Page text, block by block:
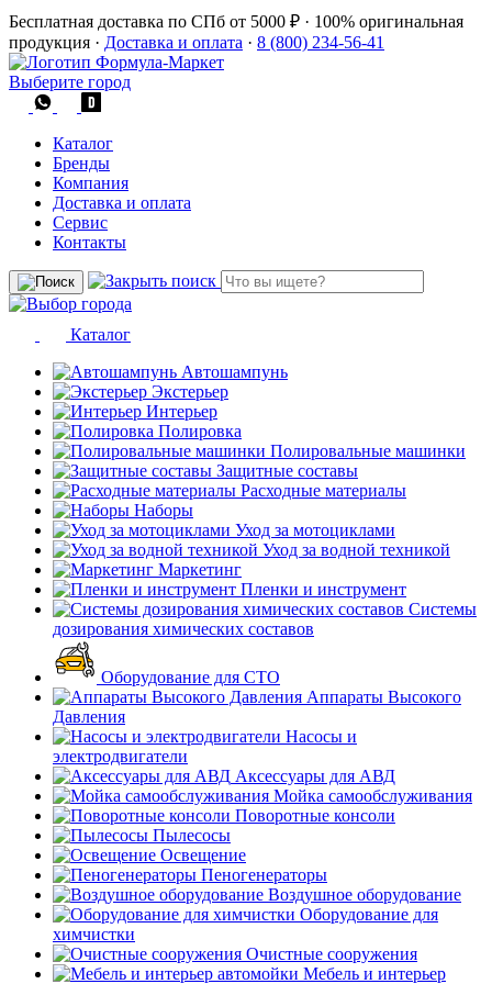
Бесплатная доставка по СПб от 5000 ₽ · 100% оригинальная
продукция · Доставка и оплата · 8 (800) 234-56-41
Выберите город
Каталог
Бренды
Компания
Доставка и оплата
Сервис
Контакты
Каталог
Автошампунь
Экстерьер
Интерьер
Полировка
Полировальные машинки
Защитные составы
Расходные материалы
Наборы
Уход за мотоциклами
Уход за водной техникой
Маркетинг
Пленки и инструмент
Системы
дозирования химических составов
Оборудование для СТО
Аппараты Высокого
Давления
Насосы и
электродвигатели
Аксессуары для АВД
Мойка самообслуживания
Поворотные консоли
Пылесосы
Освещение
Пеногенераторы
Воздушное оборудование
Оборудование для
химчистки
Очистные сооружения
Мебель и интерьер